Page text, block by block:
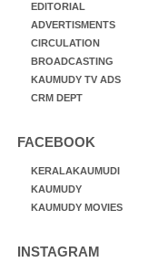
EDITORIAL
ADVERTISMENTS
CIRCULATION
BROADCASTING
KAUMUDY TV ADS
CRM DEPT
FACEBOOK
KERALAKAUMUDI
KAUMUDY
KAUMUDY MOVIES
INSTAGRAM